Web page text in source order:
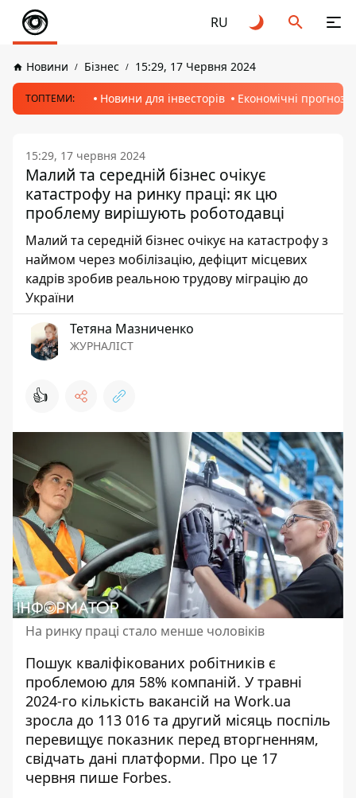
RU
Новини Бізнес 15:29, 17 Червня 2024
ТОПТЕМИ: Новини для інвесторів Економічні прогнози
15:29, 17 червня 2024
Малий та середній бізнес очікує
катастрофу на ринку праці: як цю
проблему вирішують роботодавці
Малий та середній бізнес очікує на катастрофу з
наймом через мобілізацію, дефіцит місцевих
кадрів зробив реальною трудову міграцію до
України
Тетяна Мазниченко
ЖУРНАЛІСТ
👍
На ринку праці стало менше чоловіків
Пошук кваліфікованих робітників є
проблемою для 58% компаній. У травні
2024-го кількість вакансій на Work.ua
зросла до 113 016 та другий місяць поспіль
перевищує показник перед вторгненням,
свідчать дані платформи. Про це 17
червня пише Forbes.